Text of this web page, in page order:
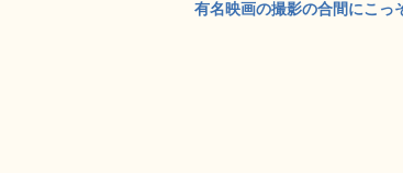
有名映画の撮影の合間にこっ